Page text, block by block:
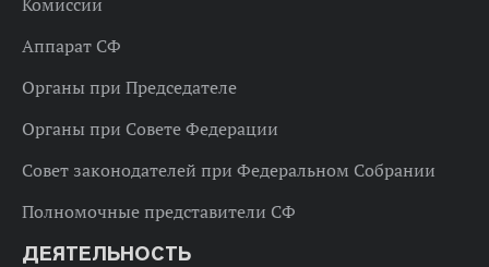
Комиссии
Аппарат СФ
Органы при Председателе
Органы при Совете Федерации
Совет законодателей при Федеральном Собрании
Полномочные представители СФ
ДЕЯТЕЛЬНОСТЬ